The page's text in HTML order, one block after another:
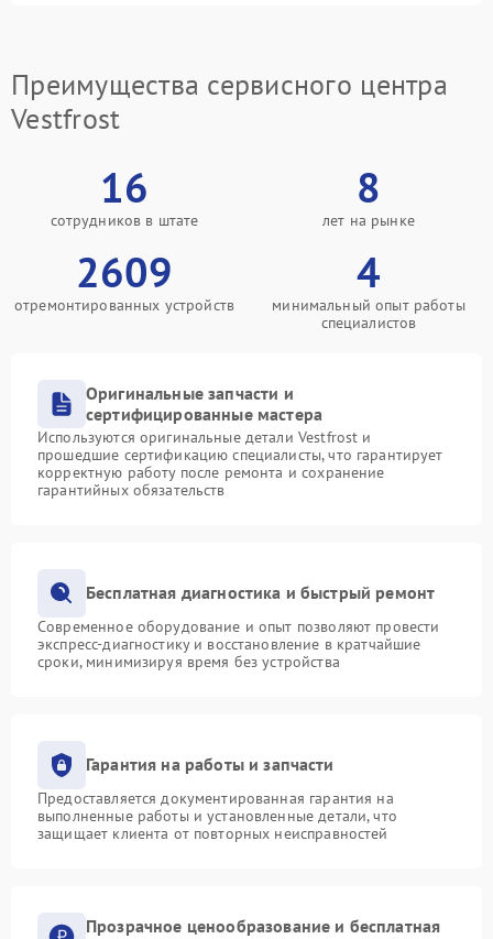
Преимущества сервисного центра
Vestfrost
16
сотрудников в штате
8
лет на рынке
2609
отремонтированных устройств
4
минимальный опыт работы
специалистов
Оригинальные запчасти и
сертифицированные мастера
Используются оригинальные детали Vestfrost и
прошедшие сертификацию специалисты, что гарантирует
корректную работу после ремонта и сохранение
гарантийных обязательств
Бесплатная диагностика и быстрый ремонт
Современное оборудование и опыт позволяют провести
экспресс-диагностику и восстановление в кратчайшие
сроки, минимизируя время без устройства
Гарантия на работы и запчасти
Предоставляется документированная гарантия на
выполненные работы и установленные детали, что
защищает клиента от повторных неисправностей
Прозрачное ценообразование и бесплатная